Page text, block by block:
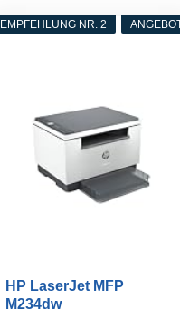
EMPFEHLUNG NR. 2
HP LaserJet MFP
M234dw